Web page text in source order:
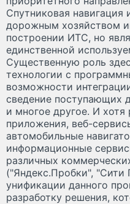
Спутниковая навигация
дорожным хозяйством
построении ИТС, но
единственной
Существенную роль
технологии с
возможности
сведение поступающих
и многое другое. И
приложения, веб-
автомобильные
информационные
различных
("Яндекс.Пробки", "Сити
унификации данного
разработку решения,